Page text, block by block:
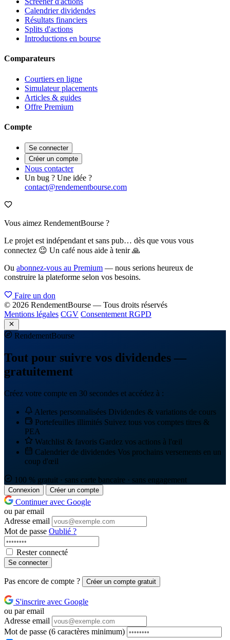
Calendrier dividendes
Résultats financiers
Splits d'actions
Introductions en bourse
Comparateurs
Courtiers en ligne
Simulateur placements
Articles & guides
Offre Premium
Compte
Se connecter
Créer un compte
Nous contacter
Un bug ? Une idée ?
contact@rendementbourse.com
Vous aimez RendementBourse ?
Le projet est indépendant et sans pub… dès que vous vous
connectez 😉 Un café nous aide à tenir 🙏
Ou abonnez-vous au Premium — nous serions heureux de
construire la plateforme selon vos besoins.
Faire un don
© 2026 RendementBourse — Tous droits réservés
Mentions légales CGV Consentement RGPD
RendementBourse
Tout pour suivre vos dividendes —
gratuitement
Créez votre compte en 30 secondes et accédez à :
Alertes personnalisées Dividendes & variations de cours
Portefeuilles illimités Suivez tous vos comptes titres &
PEA
Watchlist & favoris Gardez vos actions à l'œil
Calendrier de dividendes Vos prochains versements en un
coup d'œil
100 % gratuit · sans carte bancaire · sans engagement
Connexion Créer un compte
Continuer avec Google
ou par email
Adresse email
Mot de passe Oublié ?
Rester connecté
Se connecter
Pas encore de compte ? Créer un compte gratuit
S'inscrire avec Google
ou par email
Adresse email
Mot de passe (6 caractères minimum)